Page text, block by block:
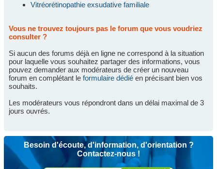
Vitréorétinopathie exsudative familiale
Vous ne trouvez toujours pas le forum que vous voudriez
consulter ?
Si aucun des forums déjà en ligne ne correspond à la situation
pour laquelle vous souhaitez partager des informations, vous
pouvez demander aux modérateurs de créer un nouveau
forum en complétant le formulaire dédié en précisant bien vos
souhaits.
Les modérateurs vous répondront dans un délai maximal de 3
jours ouvrés.
Besoin d'écoute, d'information, d'orientation ?
Contactez-nous !